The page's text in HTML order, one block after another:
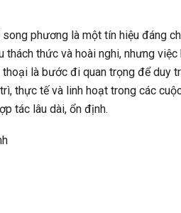
song phương là một tín hiệu đáng
thách thức và hoài nghi, nhưng
là bước đi quan trọng để duy
thực tế và linh hoạt trong các
tác lâu dài, ổn định.